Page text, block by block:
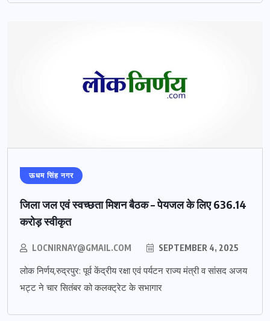
ऊधम सिंह नगर
जिला जल एवं स्वच्छता मिशन बैठक – पेयजल के लिए 636.14
करोड़ स्वीकृत
LOCNIRNAY@GMAIL.COM SEPTEMBER 4, 2025
लोक निर्णय,रुद्रपुर: पूर्व केंद्रीय रक्षा एवं पर्यटन राज्य मंत्री व सांसद अजय
भट्ट ने चार सितंबर को कलक्ट्रेट के सभागार